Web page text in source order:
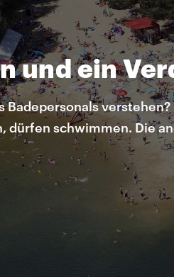
und ein
schwimmen. Die